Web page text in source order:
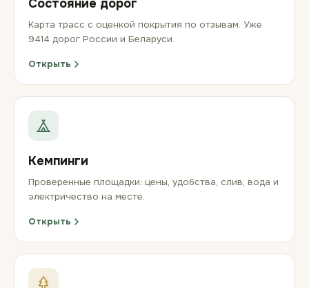
Состояние дорог
Карта трасс с оценкой покрытия по отзывам. Уже
9414 дорог России и Беларуси.
Открыть
Кемпинги
Проверенные площадки: цены, удобства, слив, вода и
электричество на месте.
Открыть